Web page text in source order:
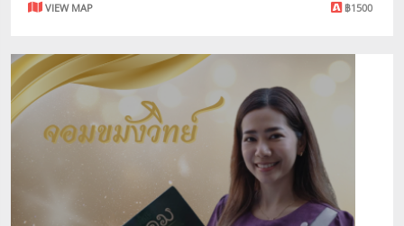
VIEW MAP ฿1500